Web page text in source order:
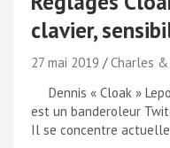
clavier,
27 mai 2019 Charles &
Dennis « Cloak »
est un banderoleur
Il se concentre